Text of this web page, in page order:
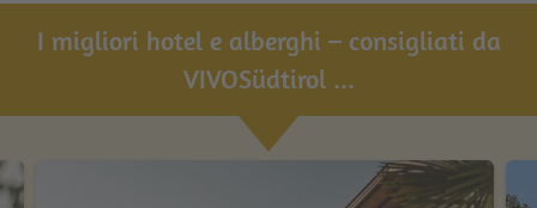
I migliori hotel e alberghi – consigliati da
VIVOSüdtirol ...